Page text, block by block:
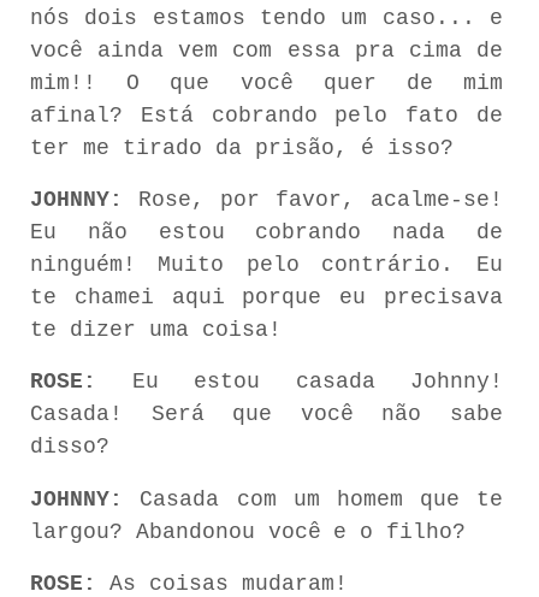
nós
dois estamos tendo
um caso... e
você ainda vem com essa pra cima de
mim!! O que você quer de mim
afinal? Está cobrando pelo fato de
ter me tirado da prisão, é isso?
JOHNNY: Rose, por favor,
acalme-se!
Eu
não estou cobrando nada
de
ninguém!
Muito pelo
contrário. Eu
te chamei aqui porque eu precisava
te dizer uma coisa!
ROSE:
Eu estou casada Johnny!
Casada! Será que você não sabe
disso?
JOHNNY: Casada com um homem que
te
largou? Abandonou você e o filho?
ROSE: As coisas mudaram!